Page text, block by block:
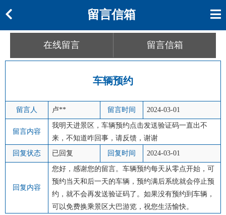
留言信箱
在线留言 留言信箱
车辆预约
留言人 卢** 留言时间 2024-03-01
留言内容
我明天进景区，车辆预约点击发送验证码一直出不
来，不知道咋回事，请反馈，谢谢
回复状态
已回复 回复时间 2024-03-01
回复内容
您好，感谢您的留言。车辆预约每天从零点开始，可
预约当天和后一天的车辆，预约满后系统就会停止预
约，就不会再发送验证码了。如果没有预约到车辆，
可以免费换乘景区大巴游览，祝您生活愉快。